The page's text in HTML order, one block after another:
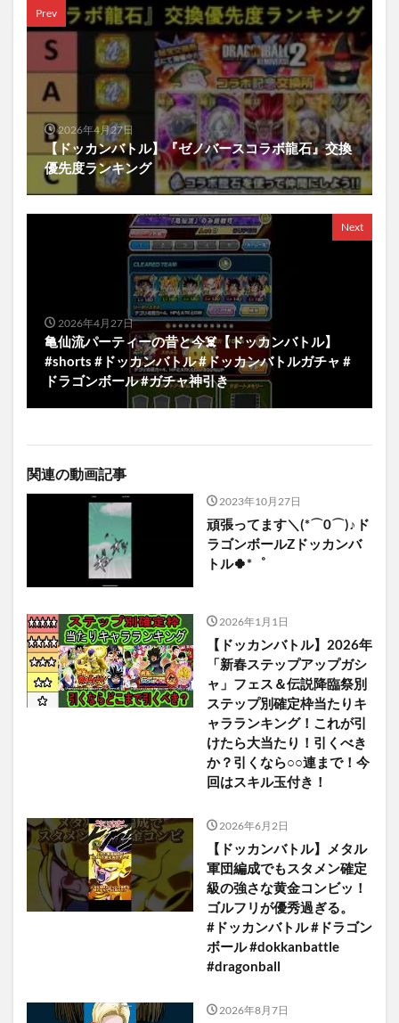
Prev
2026年4月27日
【ドッカンバトル】『ゼノバースコラボ龍石』交換
優先度ランキング
Next
2026年4月27日
亀仙流パーティーの昔と今☠️【ドッカンバトル】
#shorts #ドッカンバトル #ドッカンバトルガチャ #
ドラゴンボール #ガチャ神引き
関連の動画記事
2023年10月27日
頑張ってます＼(*⌒0⌒)♪ド
ラゴンボールZドッカンバ
トル🍀*゜
2026年1月1日
【ドッカンバトル】2026年
「新春ステップアップガシ
ャ」フェス＆伝説降臨祭別
ステップ別確定枠当たりキ
ャラランキング！これが引
けたら大当たり！引くべき
か？引くなら○○連まで！今
回はスキル玉付き！
2026年6月2日
【ドッカンバトル】メタル
軍団編成でもスタメン確定
級の強さな黄金コンビッ！
ゴルフリが優秀過ぎる。
#ドッカンバトル #ドラゴン
ボール #dokkanbattle
#dragonball
2026年8月7日